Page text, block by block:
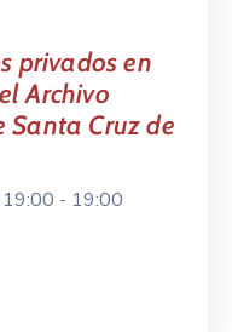
privados en
Archivo
Santa Cruz de
19:00 - 19:00